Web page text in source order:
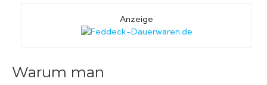
Anzeige
Warum man